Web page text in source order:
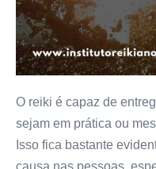
O reiki é capaz de
sejam em prática ou
Isso fica bastante
causa nas pessoas,